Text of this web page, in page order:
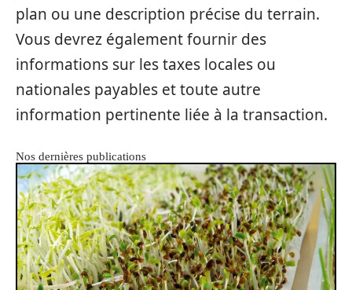
plan ou une description précise du terrain.
Vous devrez également fournir des
informations sur les taxes locales ou
nationales payables et toute autre
information pertinente liée à la transaction.
Nos dernières publications